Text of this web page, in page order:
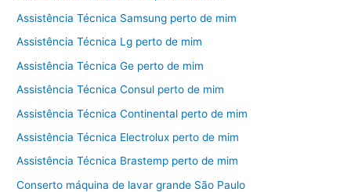
Assistência Técnica Samsung perto de mim
Assistência Técnica Lg perto de mim
Assistência Técnica Ge perto de mim
Assistência Técnica Consul perto de mim
Assistência Técnica Continental perto de mim
Assistência Técnica Electrolux perto de mim
Assistência Técnica Brastemp perto de mim
Conserto máquina de lavar grande São Paulo